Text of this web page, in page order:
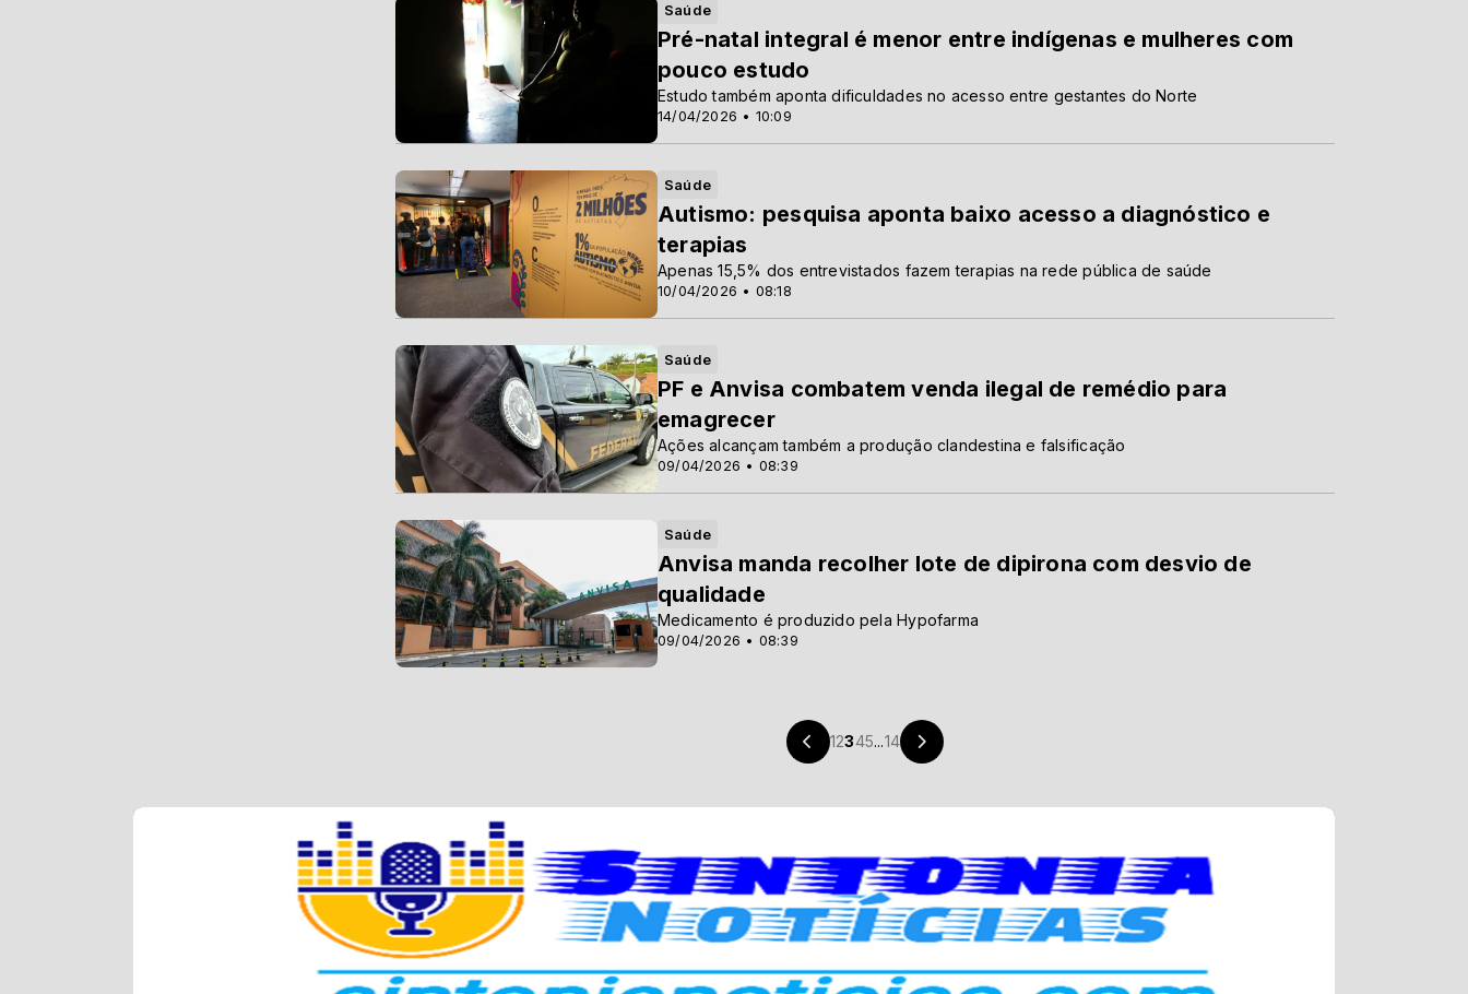
Saúde
14/04/2026 • 10:09
Pré-natal integral é menor entre indígenas e mulheres com
pouco estudo
Estudo também aponta dificuldades no acesso entre gestantes do Norte
Saúde
10/04/2026 • 08:18
Autismo: pesquisa aponta baixo acesso a diagnóstico e
terapias
Apenas 15,5% dos entrevistados fazem terapias na rede pública de saúde
Saúde
09/04/2026 • 08:39
PF e Anvisa combatem venda ilegal de remédio para
emagrecer
Ações alcançam também a produção clandestina e falsificação
Saúde
09/04/2026 • 08:39
Anvisa manda recolher lote de dipirona com desvio de
qualidade
Medicamento é produzido pela Hypofarma
12345...14